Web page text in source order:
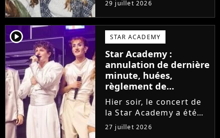
Academy vient de se
terminer dans les
larmes. Sur les réseaux
sociaux, les élèves
adressent un dernier
message au public...
29 juillet 2026
player2 STAR ACADEMY
Star Academy :
annulation de dernière
minute, huées,
règlement de
comptes... Que s'est-il
passé au concert de
Bayonne hier soir ?
Hier soir, le concert de
la Star Academy a été
mouvementé. Quelques
minutes avant le show,
27 juillet 2026